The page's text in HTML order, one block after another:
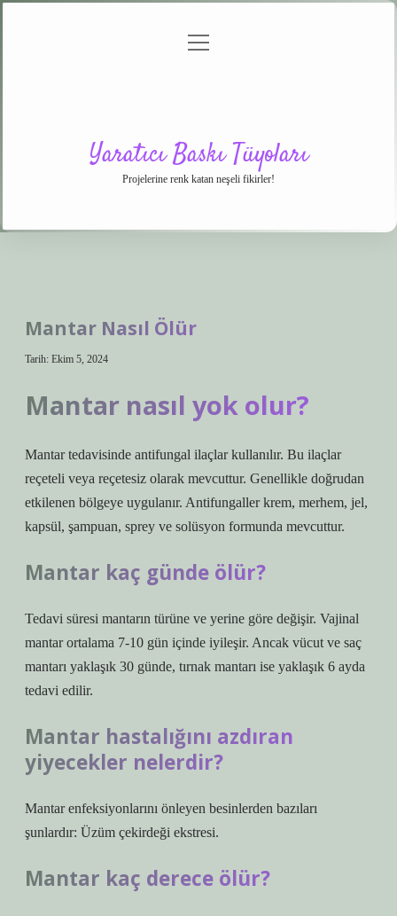
menüyü
Yaratıcı Baskı Tüyoları
Projelerine renk katan neşeli fikirler!
Mantar Nasıl Ölür
Tarih: Ekim 5, 2024
Mantar nasıl yok olur?
Mantar tedavisinde antifungal ilaçlar kullanılır. Bu ilaçlar
reçeteli veya reçetesiz olarak mevcuttur. Genellikle doğrudan
etkilenen bölgeye uygulanır. Antifungaller krem, merhem, jel,
kapsül, şampuan, sprey ve solüsyon formunda mevcuttur.
Mantar kaç günde ölür?
Tedavi süresi mantarın türüne ve yerine göre değişir. Vajinal
mantar ortalama 7-10 gün içinde iyileşir. Ancak vücut ve saç
mantarı yaklaşık 30 günde, tırnak mantarı ise yaklaşık 6 ayda
tedavi edilir.
Mantar hastalığını azdıran
yiyecekler nelerdir?
Mantar enfeksiyonlarını önleyen besinlerden bazıları
şunlardır: Üzüm çekirdeği ekstresi.
Mantar kaç derece ölür?